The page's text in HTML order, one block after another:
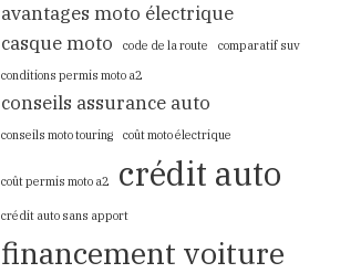
avantages moto électrique
casque moto
code de la route
comparatif suv
conditions permis moto a2
conseils assurance auto
conseils moto touring coût moto électrique
coût permis moto a2 crédit auto
crédit auto sans apport
financement voiture